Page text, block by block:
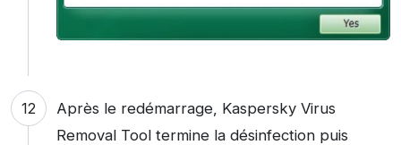
Après le redémarrage, Kaspersky Virus
Removal Tool termine la désinfection puis